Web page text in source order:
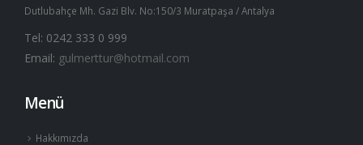
Dutlubahçe Mh. Gazi Blv. No:150/3 Muratpaşa / Antalya
Tel: 0242 333 0 999
Email: gulmerttur@hotmail.com
Menü
Hakkımızda